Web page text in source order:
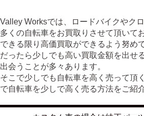
Valley Worksでは、ロードバイクやク
多くの自転車をお買取りさせて頂いて
できる限り高価買取ができるよう努め
だったら少しでも高い買取金額を出せ
出会うことが多々あります。
そこで少しでも自転車を高く売って頂
で自転車を少しで高く売る方法をご紹